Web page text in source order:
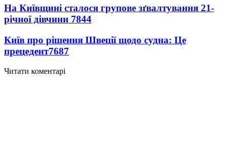
На Київщині сталося групове зґвалтування 21-
річної дівчини 7844
Київ про рішення Швеції щодо судна: Це
прецедент7687
Читати коментарі